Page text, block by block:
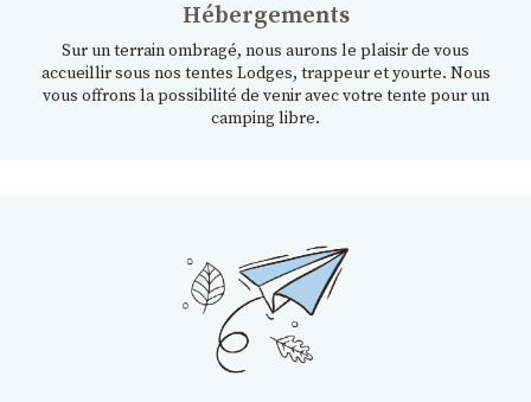
Hébergements
Sur un terrain ombragé, nous aurons le plaisir de vous
accueillir sous nos tentes Lodges, trappeur et yourte. Nous
vous offrons la possibilité de venir avec votre tente pour un
camping libre.